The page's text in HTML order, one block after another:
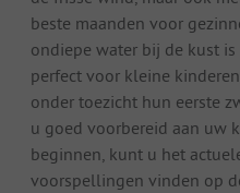
beste maanden voor
ondiepe water bij de kust is
perfect voor kleine
onder toezicht hun eerste
u goed voorbereid aan uw
beginnen, kunt u het
voorspellingen vinden op